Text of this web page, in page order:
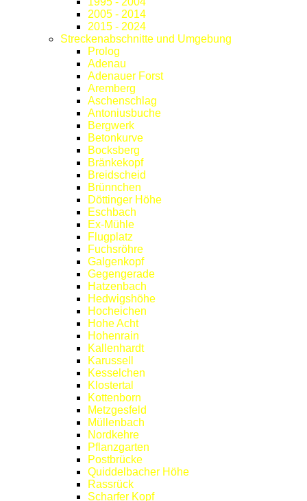
2005 - 2014
2015 - 2024
Streckenabschnitte und Umgebung
Prolog
Adenau
Adenauer Forst
Aremberg
Aschenschlag
Antoniusbuche
Bergwerk
Betonkurve
Bocksberg
Bränkekopf
Breidscheid
Brünnchen
Döttinger Höhe
Eschbach
Ex-Mühle
Flugplatz
Fuchsröhre
Galgenkopf
Gegengerade
Hatzenbach
Hedwigshöhe
Hocheichen
Hohe Acht
Hohenrain
Kallenhardt
Karussell
Kesselchen
Klostertal
Kottenborn
Metzgesfeld
Müllenbach
Nordkehre
Pflanzgarten
Postbrücke
Quiddelbacher Höhe
Rassrück
Scharfer Kopf